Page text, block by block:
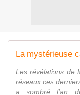
Les révélations de
réseaux ces
a sombré l'an